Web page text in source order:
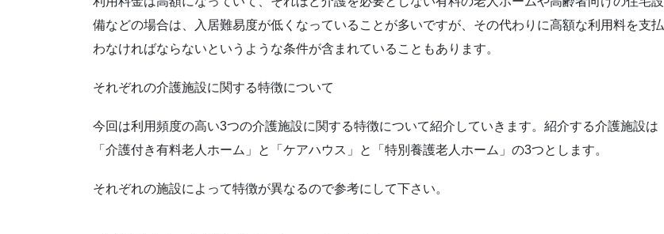
備などの場合は、入居難易度が低くなっていることが多いですが、その代わりに高額な利用料を支払
わなければならないというような条件が含まれていることもあります。
それぞれの介護施設に関する特徴について
今回は利用頻度の高い3つの介護施設に関する特徴について紹介していきます。紹介する介護施設は
「介護付き有料老人ホーム」と「ケアハウス」と「特別養護老人ホーム」の3つとします。
それぞれの施設によって特徴が異なるので参考にして下さい。